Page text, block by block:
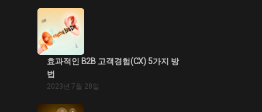
효과적인 B2B 고객경험(CX) 5가지 방
법
2023년 7월 28일